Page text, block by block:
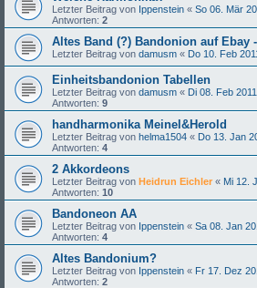
Letzter Beitrag von Ippenstein « So 06. Mär
Antworten: 2
Altes Band (?) Bandonion auf Ebay
Letzter Beitrag von damusm « Do 10. Feb
Einheitsbandonion Tabellen
Letzter Beitrag von damusm « Di 08. Feb
Antworten: 9
handharmonika Meinel&Herold
Letzter Beitrag von helma1504 « Do 13. Jan
Antworten: 4
2 Akkordeons
Letzter Beitrag von Heidrun Eichler « Mi 12.
Antworten: 10
Bandoneon AA
Letzter Beitrag von Ippenstein « Sa 08. Jan
Antworten: 4
Altes Bandonium?
Letzter Beitrag von Ippenstein « Fr 17. Dez
Antworten: 2